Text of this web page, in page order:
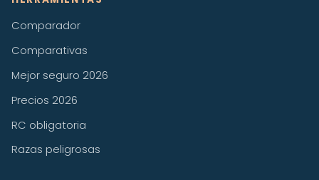
Comparador
Comparativas
Mejor seguro 2026
Precios 2026
RC obligatoria
Razas peligrosas